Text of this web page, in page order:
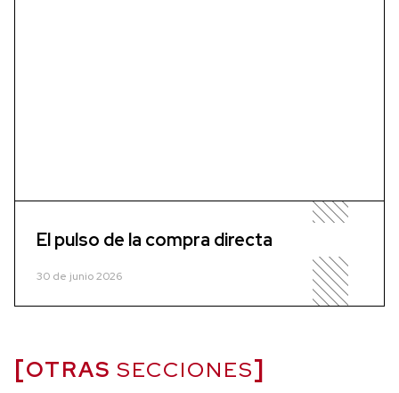
El pulso de la compra directa
30 de junio 2026
OTRAS SECCIONES